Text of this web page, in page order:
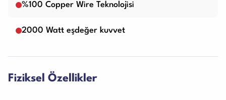
%100 Copper Wire Teknolojisi
2000 Watt eşdeğer kuvvet
Fiziksel Özellikler